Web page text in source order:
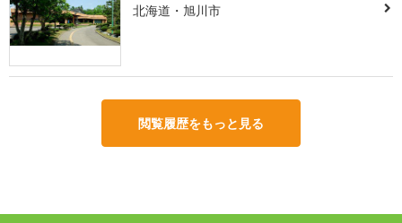
北海道・旭川市
閲覧履歴をもっと見る